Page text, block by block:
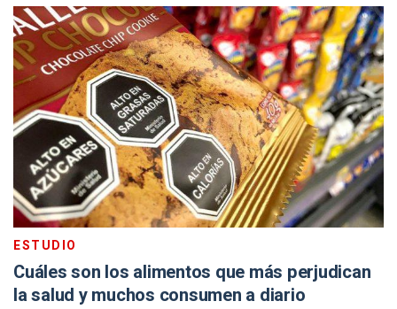
ESTUDIO
Cuáles son los alimentos que más perjudican
la salud y muchos consumen a diario